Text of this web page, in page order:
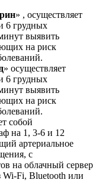
» , осуществляет
6 грудных
выявить
на риск
» осуществляет
6 грудных
выявить
на риск
собой
на 1, 3-6 и 12
артериальное
с
на облачный сервер
Wi-Fi, Bluetooth или